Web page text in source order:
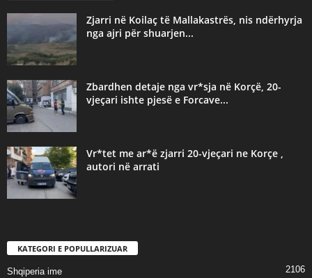
Zjarri në Koilaç të Mallakastrës, nis ndërhyrja
nga ajri për shuarjen...
Zbardhen detaje nga vr*sja në Korçë, 20-
vjeçari ishte pjesë e Forcave...
Vr*tet me ar*ë zjarri 20-vjeçari ne Korçe ,
autori në arrati
KATEGORI E POPULLARIZUAR
Shqiperia ime 2106